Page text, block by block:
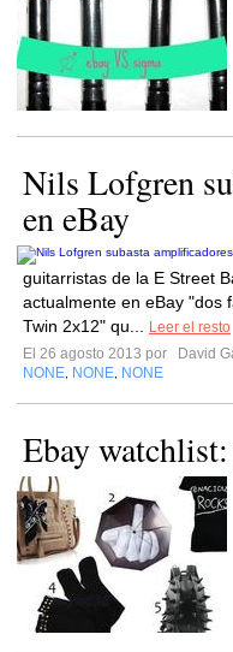
Nils Lofgren
en eBay
guitarristas de la E Street
actualmente en eBay "dos
Twin 2x12" qu...
Leer el resto
El 26 agosto 2013 por
David
NONE NONE NONE
Ebay